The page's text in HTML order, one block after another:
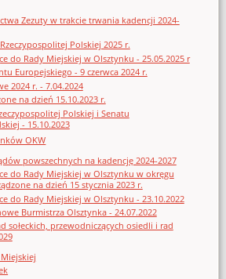
Zezuty w trakcie trwania kadencji 2024-
Polskiej 2025 r.
do Rady Miejskiej w Olsztynku - 25.05.2025 r
Europejskiego - 9 czerwca 2024 r.
2024 r. - 7.04.2024
na dzień 15.10.2023 r.
Polskiej i Senatu
- 15.10.2023
OKW
powszechnych na kadencję 2024-2027
do Rady Miejskiej w Olsztynku w okręgu
na dzień 15 stycznia 2023 r.
do Rady Miejskiej w Olsztynku - 23.10.2022
Burmistrza Olsztynka - 24.07.2022
sołeckich, przewodniczących osiedli i rad